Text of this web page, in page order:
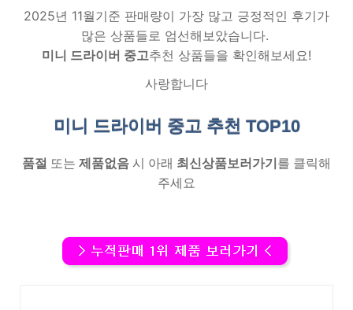
2025년 11월기준 판매량이 가장 많고 긍정적인 후기가
많은 상품들로 엄선해보았습니다.
미니 드라이버 중고추천 상품들을 확인해보세요!
사랑합니다
미니 드라이버 중고 추천 TOP10
품절 또는 제품없음 시 아래 최신상품보러가기 를 클릭해
주세요